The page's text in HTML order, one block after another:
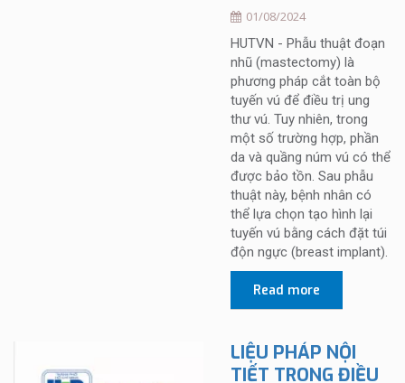
01/08/2024
HUTVN - Phẫu thuật đoạn
nhũ (mastectomy) là
phương pháp cắt toàn bộ
tuyến vú để điều trị ung
thư vú. Tuy nhiên, trong
một số trường hợp, phần
da và quầng núm vú có thể
được bảo tồn. Sau phẫu
thuật này, bệnh nhân có
thể lựa chọn tạo hình lại
tuyến vú bằng cách đặt túi
độn ngực (breast implant).
Read more
LIỆU PHÁP NỘI
TIẾT TRONG ĐIỀU